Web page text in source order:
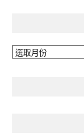
彙